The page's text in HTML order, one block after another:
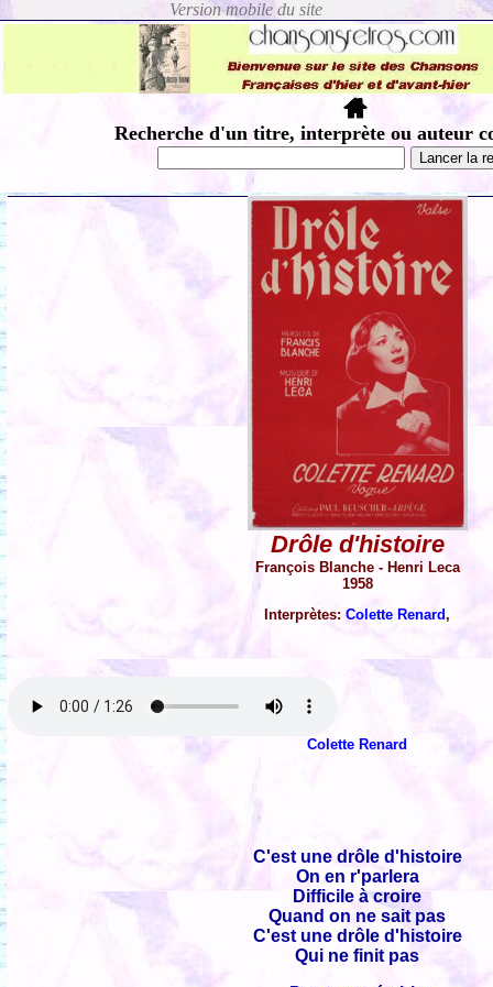
Recherche d'un titre, interprète ou auteur
Drôle d'histoire
François Blanche - Henri Leca
1958
Interprètes:Colette Renard,
Colette Renard
C'est une drôle d'histoire
On en r'parlera
Difficile à croire
Quand on ne sait pas
C'est une drôle d'histoire
Qui ne finit pas